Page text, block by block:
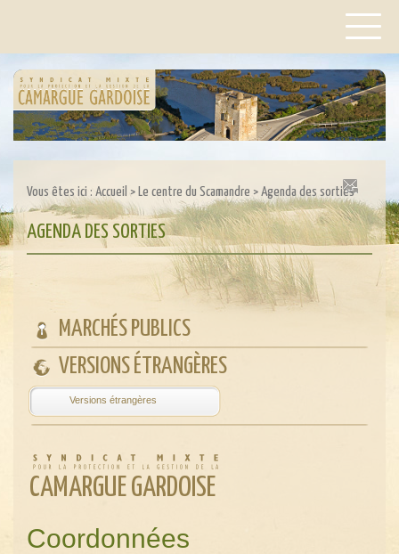
Vous êtes ici : Accueil > Le centre du Scamandre > Agenda des sorties
AGENDA DES SORTIES
MARCHÉS PUBLICS
VERSIONS ÉTRANGÈRES
Powered by
CAMARGUE GARDOISE
Coordonnées